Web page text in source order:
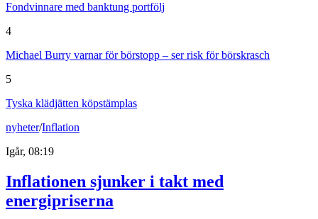
Fondvinnare med banktung portfölj
4
Michael Burry varnar för börstopp – ser risk för börskrasch
5
Tyska klädjätten köpstämplas
nyheter/Inflation
Igår, 08:19
Inflationen sjunker i takt med
energipriserna